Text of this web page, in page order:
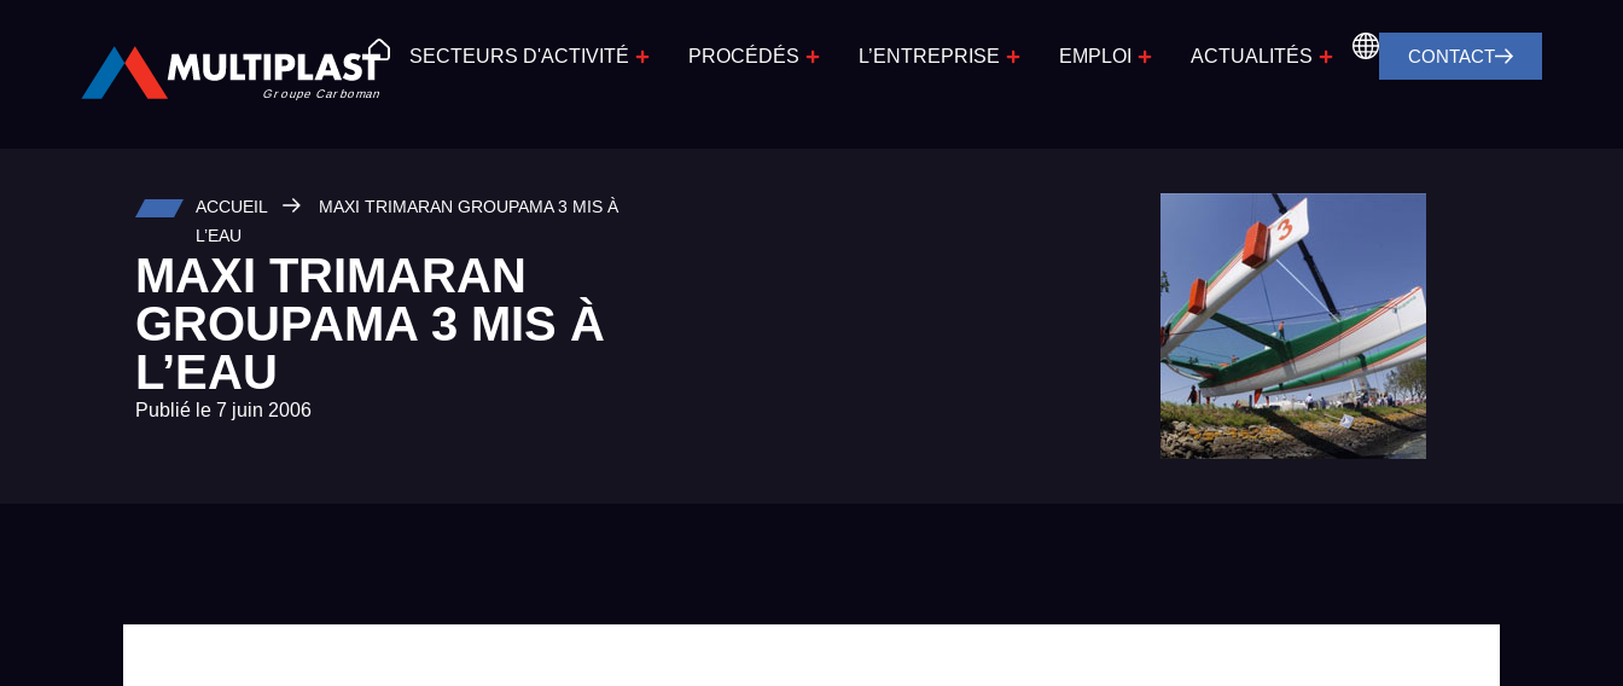
SECTEURS D'ACTIVITÉ PROCÉDÉS L’ENTREPRISE EMPLOI ACTUALITÉS CONTACT
ACCUEIL
MAXI TRIMARAN GROUPAMA 3 MIS À
L’EAU
MAXI TRIMARAN
GROUPAMA 3 MIS À
L’EAU
Publié le 7 juin 2006